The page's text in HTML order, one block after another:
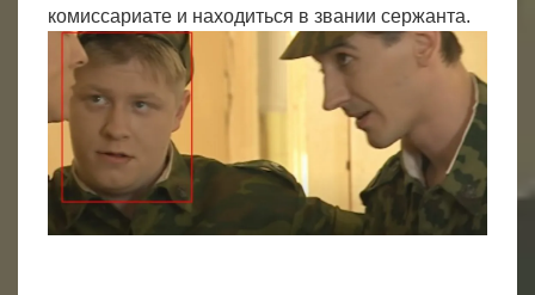
комиссариате и находиться в звании сержанта.